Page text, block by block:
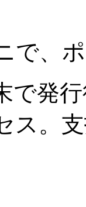
で、
で発
ス。